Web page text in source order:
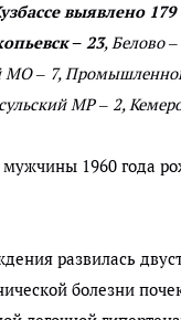
выявлено
– 23, Белово
МО – 7,
МР – 2,
1960 года
развилась
болезни